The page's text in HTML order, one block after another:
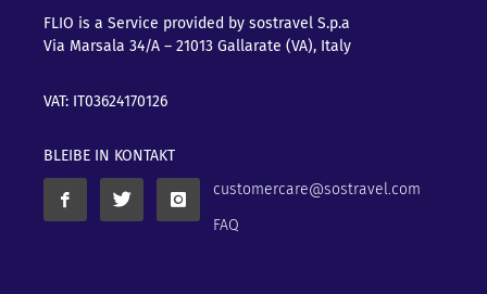
FLIO is a Service provided by sostravel S.p.a
Via Marsala 34/A – 21013 Gallarate (VA), Italy
VAT: IT03624170126
BLEIBE IN KONTAKT
customercare@sostravel.com
FAQ